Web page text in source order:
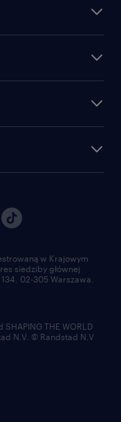
w Krajowym
siedziby głównej
02-305 Warszawa.
SHAPING THE WORLD
N.V. © Randstad N.V